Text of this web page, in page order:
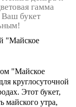
гамма
букет
"Майское
"Майское
круглосуточной
Этот букет,
майского утра,